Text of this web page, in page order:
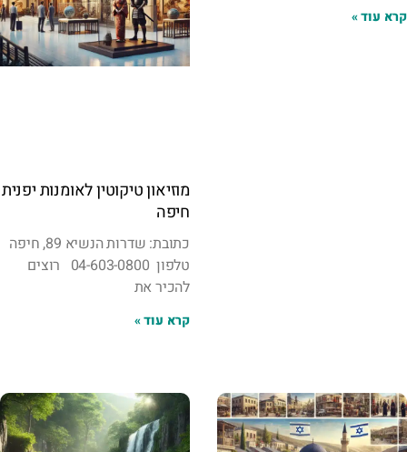
קרא עוד »
מוזיאון טיקוטין לאומנות יפנית
חיפה
כתובת: שדרות הנשיא 89, חיפה
טלפון 04-603-0800 רוצים
להכיר את
קרא עוד »